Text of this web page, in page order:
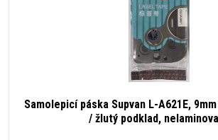
Samolepicí páska Supvan L-A621E,
/ žlutý podklad,